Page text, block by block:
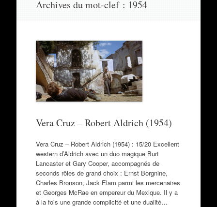
Archives du mot-clef : 1954
Vera Cruz – Robert Aldrich (1954)
Vera Cruz – Robert Aldrich (1954) : 15/20 Excellent
western d’Aldrich avec un duo magique Burt
Lancaster et Gary Cooper, accompagnés de
seconds rôles de grand choix : Ernst Borgnine,
Charles Bronson, Jack Elam parmi les mercenaires
et Georges McRae en empereur du Mexique. Il y a
à la fois une grande complicité et une dualité…